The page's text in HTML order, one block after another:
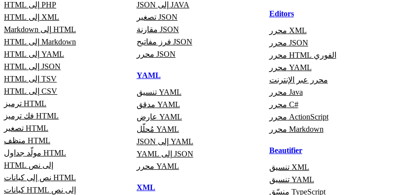
HTML إلى PHP
HTML إلى XML
Markdown إلى HTML
HTML إلى Markdown
HTML إلى YAML
HTML إلى JSON
HTML إلى TSV
HTML إلى CSV
ترميز HTML
فك ترميز HTML
تصغير HTML
منظف HTML
مولّد جداول HTML
HTML إلى نص
نص إلى كيانات HTML
كيانات HTML إلى نص
JSON إلى JAVA
تصغير JSON
مقارنة JSON
فرز مفاتيح JSON
محرر JSON
YAML
تنسيق YAML
مدقق YAML
عارض YAML
مُحلّل YAML
JSON إلى YAML
YAML إلى JSON
محرر YAML
XML
Editors
محرر XML
محرر JSON
محرر HTML الفوري
محرر YAML
محرر عبر الإنترنت
محرر Java
محرر C#
محرر ActionScript
محرر Markdown
Beautifier
تنسيق XML
تنسيق YAML
منسّق TypeScript